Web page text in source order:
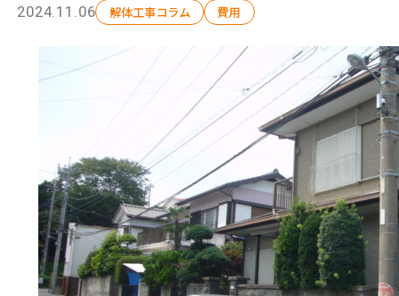
解体工事の流れ 解
会社概要
施工事例
2024.11.06 解体工事コラム 費用